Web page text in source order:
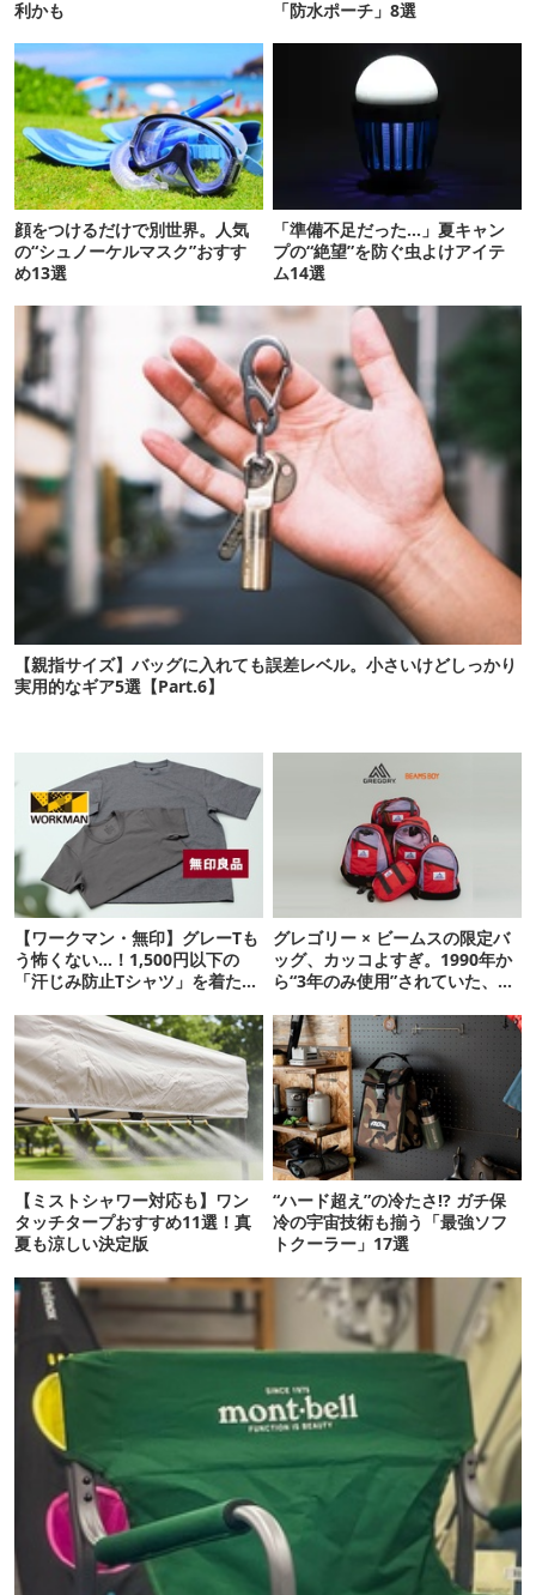
利かも 「防水ポーチ」8選
顔をつけるだけで別世界。人気
の“シュノーケルマスク”おすす
め13選
「準備不足だった…」夏キャン
プの“絶望”を防ぐ虫よけアイテ
ム14選
【親指サイズ】バッグに入れても誤差レベル。小さいけどしっかり
実用的なギア5選【Part.6】
【ワークマン・無印】グレーTも
う怖くない…！1,500円以下の
「汗じみ防止Tシャツ」を着たら
グレゴリー × ビームスの限定バ
ッグ、カッコよすぎ。1990年か
ら“3年のみ使用”されていた、紫
【ミストシャワー対応も】ワン
タッチタープおすすめ11選！真
夏も涼しい決定版
“ハード超え”の冷たさ!? ガチ保
冷の宇宙技術も揃う「最強ソフ
トクーラー」17選